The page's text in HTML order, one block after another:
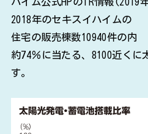
2018年のセキスイハイムの
住宅の販売棟数10940件の内
約74％に当たる、8100近くに
す。